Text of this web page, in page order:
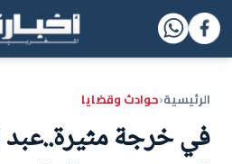
الرئيسية‹حوادث وقضايا
في خرجة مثيرة..عبد